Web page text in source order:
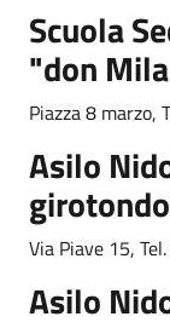
Scuola
"don
Piazza 8
Asilo
Via Piave 15,
Asilo